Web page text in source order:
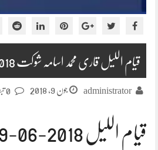
قیام اللیل قاری محمد اسامہ شوکت 2018-06-09
administrator جون 9, 2018
قیام اللیل 2018-06-09